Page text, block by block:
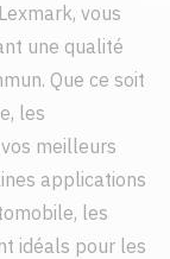
vous
une qualité
Que ce soit
les
meilleurs
applications
les
idéals pour les